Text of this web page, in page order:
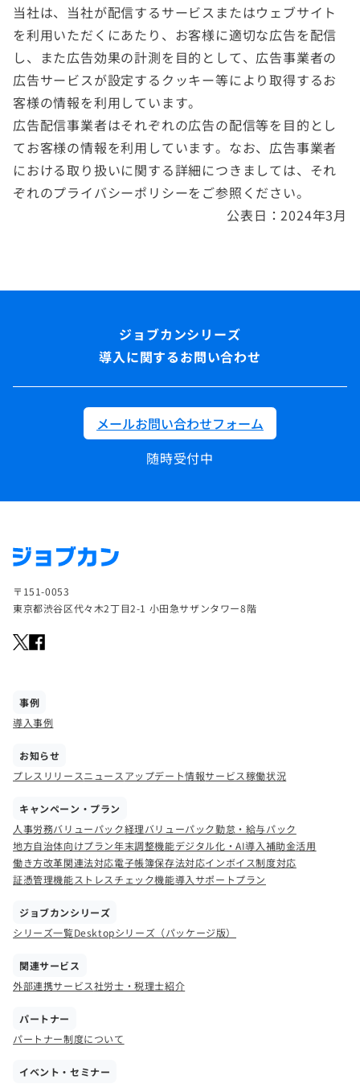
当社は、当社が配信するサービスまたはウェブサイト
を利用いただくにあたり、お客様に適切な広告を配信
し、また広告効果の計測を目的として、広告事業者の
広告サービスが設定するクッキー等により取得するお
客様の情報を利用しています。
広告配信事業者はそれぞれの広告の配信等を目的とし
てお客様の情報を利用しています。なお、広告事業者
における取り扱いに関する詳細につきましては、それ
ぞれのプライバシーポリシーをご参照ください。
公表日：2024年3月
導入に関するお問い合わせ
メールお問い合わせフォーム
随時受付中
〒151-0053
東京都渋谷区代々木2丁目2-1 小田急サザンタワー8階
事例
導入事例
お知らせ
プレスリリースニュース アップデート情報サービス稼働状況
キャンペーン・プラン
人事労務バリューパック経理バリューパック勤怠・給与パック
地方自治体向けプラン年末調整機能デジタル化・AI導入補助金活用
働き方改革関連法対応電子帳簿保存法対応インボイス制度対応
証憑管理機能ストレスチェック機能導入サポートプラン
ジョブカンシリーズ
シリーズ一覧Desktopシリーズ（パッケージ版）
関連サービス
外部連携サービス社労士・税理士紹介
パートナー
パートナー制度について
イベント・セミナー